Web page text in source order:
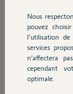
Chauffage
Autres
Bonjour Habib,
Quel est le modèle
Bonne journée,
Nous
pouvez
l'utilisation
services
n’affectera
cependant
optimale.